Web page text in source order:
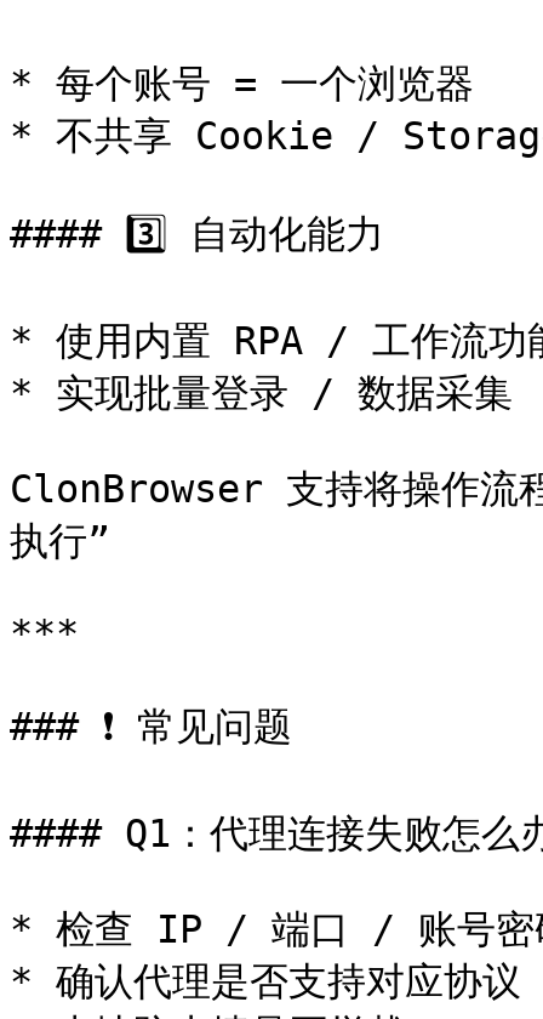
* 每个账号 = 一个浏览器
* 不共享 Cookie /
#### 3️⃣ 自动化能力
* 使用内置 RPA / 工作流功
* 实现批量登录 / 数据采集
ClonBrowser 支持将操作流
执行”
***
### ❗ 常见问题
#### Q1：代理连接失败怎么
* 检查 IP / 端口 / 账号密
* 确认代理是否支持对应协议